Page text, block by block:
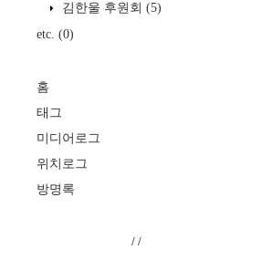
김한울 후원회 (5)
etc. (0)
홈
태그
미디어로그
위치로그
방명록
/ /